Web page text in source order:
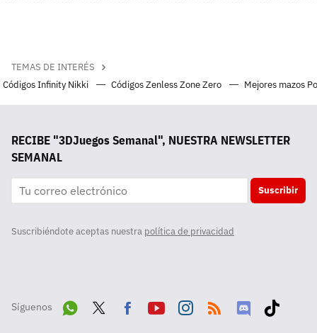
TEMAS DE INTERÉS
Códigos Infinity Nikki
Códigos Zenless Zone Zero Mejores mazos
RECIBE "3DJuegos Semanal", NUESTRA NEWSLETTER
SEMANAL
Suscribir
Suscribiéndote aceptas nuestra política de privacidad
Síguenos